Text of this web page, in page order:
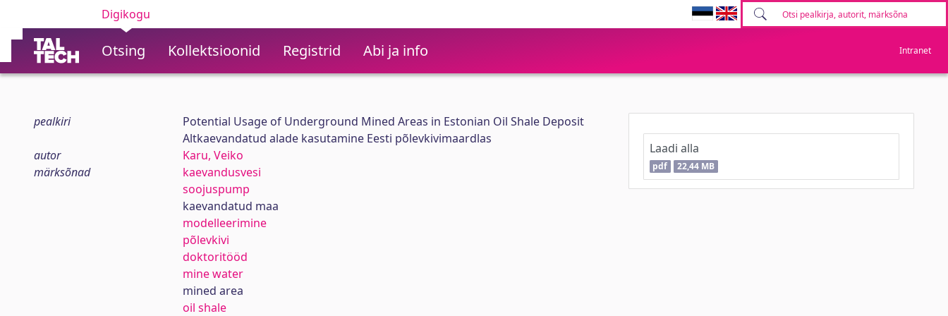
Digikogu
Otsing Kollektsioonid Registrid Abi ja info Intranet
pealkiri
Potential Usage of Underground Mined Areas in Estonian Oil Shale Deposit
Altkaevandatud alade kasutamine Eesti põlevkivimaardlas
autor
Karu, Veiko
märksõnad
kaevandusvesi
soojuspump
kaevandatud maa
modelleerimine
põlevkivi
doktoritööd
mine water
mined area
oil shale
Laadi alla
pdf 22,44 MB